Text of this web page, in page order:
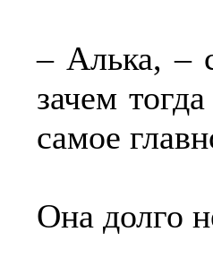
– Алька, –
зачем
самое
Она долго